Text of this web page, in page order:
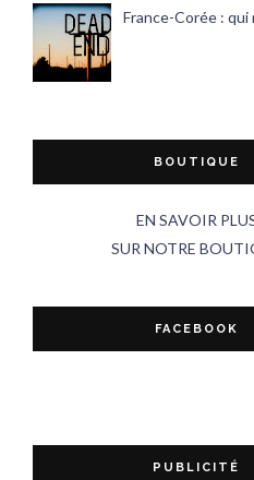
France-Corée : qui
BOUTIQUE
EN SAVOIR
SUR NOTRE
FACEBOOK
PUBLICITÉ